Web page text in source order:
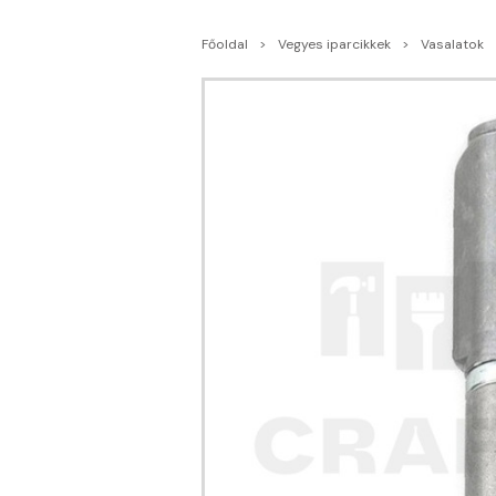
Főoldal Vegyes iparcikkek Vasalatok